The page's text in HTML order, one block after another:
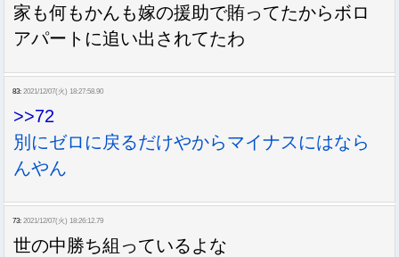
家も何もかんも嫁の援助で賄ってたからボロ
アパートに追い出されてたわ
83: 2021/12/07(火) 18:27:58.90
>>72
別にゼロに戻るだけやからマイナスにはなら
んやん
73: 2021/12/07(火) 18:26:12.79
世の中勝ち組っているよな